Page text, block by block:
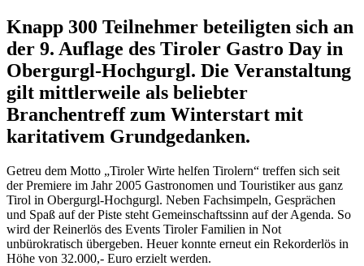
Knapp 300 Teilnehmer beteiligten sich an
der 9. Auflage des Tiroler Gastro Day in
Obergurgl-Hochgurgl. Die Veranstaltung
gilt mittlerweile als beliebter
Branchentreff zum Winterstart mit
karitativem Grundgedanken.
Getreu dem Motto „Tiroler Wirte helfen Tirolern“ treffen sich seit
der Premiere im Jahr 2005 Gastronomen und Touristiker aus ganz
Tirol in Obergurgl-Hochgurgl. Neben Fachsimpeln, Gesprächen
und Spaß auf der Piste steht Gemeinschaftssinn auf der Agenda. So
wird der Reinerlös des Events Tiroler Familien in Not
unbürokratisch übergeben. Heuer konnte erneut ein Rekorderlös in
Höhe von 32.000,- Euro erzielt werden.